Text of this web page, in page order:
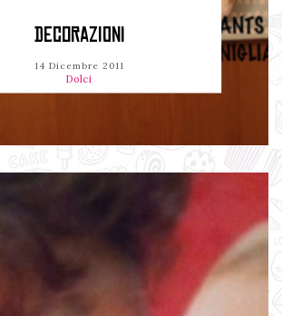
DECORAZIONI
14 Dicembre 2011
Dolci